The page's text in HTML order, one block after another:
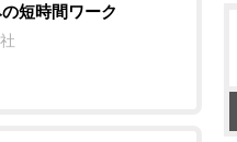
短時間ワーク